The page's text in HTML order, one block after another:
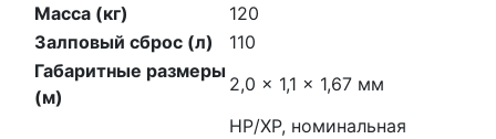
Масса (кг)
120
Залповый сброс (л)
110
Габаритные размеры
(м)
2,0 × 1,1 × 1,67 мм
НР/ХР, номинальная